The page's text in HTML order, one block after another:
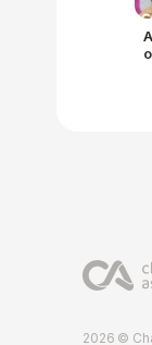
2026 ©